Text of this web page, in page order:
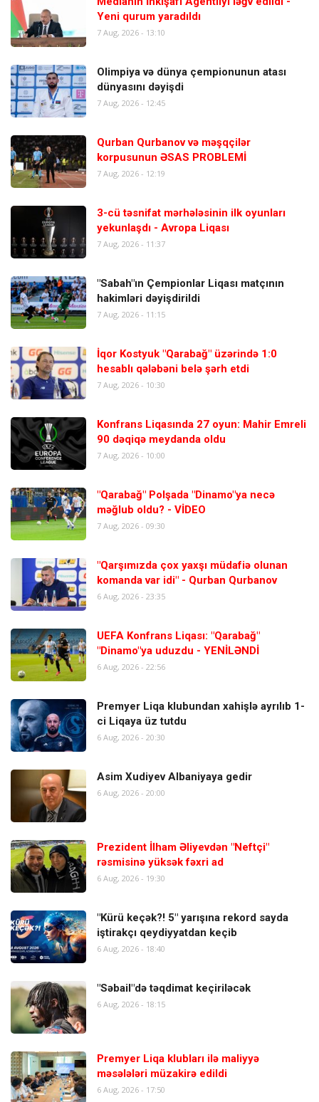
Yeni qurum yaradıldı
7 Aug, 2026 - 13:10
Olimpiya və dünya çempionunun atası
dünyasını dəyişdi
7 Aug, 2026 - 12:45
Qurban Qurbanov və məşqçilər
korpusunun ƏSAS PROBLEMİ
7 Aug, 2026 - 12:19
3-cü təsnifat mərhələsinin ilk oyunları
yekunlaşdı - Avropa Liqası
7 Aug, 2026 - 11:37
"Sabah"ın Çempionlar Liqası matçının
hakimləri dəyişdirildi
7 Aug, 2026 - 11:15
İqor Kostyuk "Qarabağ" üzərində 1:0
hesablı qələbəni belə şərh etdi
7 Aug, 2026 - 10:30
Konfrans Liqasında 27 oyun: Mahir Emreli
90 dəqiqə meydanda oldu
7 Aug, 2026 - 10:00
"Qarabağ" Polşada "Dinamo"ya necə
məğlub oldu? - VİDEO
7 Aug, 2026 - 09:30
"Qarşımızda çox yaxşı müdafiə olunan
komanda var idi" - Qurban Qurbanov
6 Aug, 2026 - 23:35
UEFA Konfrans Liqası: "Qarabağ"
"Dinamo"ya uduzdu - YENİLƏNDİ
6 Aug, 2026 - 22:56
Premyer Liqa klubundan xahişlə ayrılıb 1-
ci Liqaya üz tutdu
6 Aug, 2026 - 20:30
Asim Xudiyev Albaniyaya gedir
6 Aug, 2026 - 20:00
Prezident İlham Əliyevdən "Neftçi"
rəsmisinə yüksək fəxri ad
6 Aug, 2026 - 19:30
"Kürü keçək?! 5" yarışına rekord sayda
iştirakçı qeydiyyatdan keçib
6 Aug, 2026 - 18:40
"Səbail"də təqdimat keçiriləcək
6 Aug, 2026 - 18:15
Premyer Liqa klubları ilə maliyyə
məsələləri müzakirə edildi
6 Aug, 2026 - 17:50